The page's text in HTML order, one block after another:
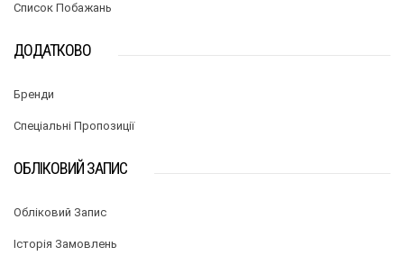
Список Побажань
ДОДАТКОВО
Бренди
Спеціальні Пропозиції
ОБЛІКОВИЙ ЗАПИС
Обліковий Запис
Історія Замовлень